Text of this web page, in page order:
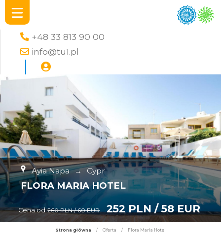
+48 33 813 90 00
info@tu1.pl
Ayia Napa → Cypr
FLORA MARIA HOTEL
Cena od 260 PLN / 60 EUR 252 PLN / 58 EUR
Strona główna / Oferta / Flora Maria Hotel